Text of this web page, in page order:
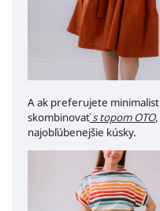
A ak preferujete
skombinovať s topom OTO
najobľúbenejšie kúsky.